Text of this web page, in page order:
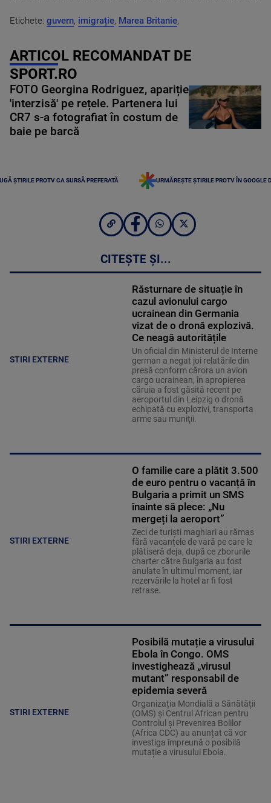
Etichete: guvern, imigrație, Marea Britanie,
ARTICOL RECOMANDAT DE
SPORT.RO
FOTO Georgina Rodriguez, apariție
'interzisă' pe rețele. Partenera lui
CR7 s-a fotografiat în costum de
baie pe barcă
ȘTIRILE PROTV CA SURSĂ PREFERATĂ URMĂREȘTE ȘTIRILE PROTV ÎN GOOGLE
CITEȘTE ȘI...
STIRI EXTERNE
Răsturnare de situație în
cazul avionului cargo
ucrainean din Germania
vizat de o dronă explozivă.
Ce neagă autoritățile
Un oficial din Ministerul de Interne
german a negat joi relatările din
presă conform cărora un avion
cargo ucrainean, în apropierea
căruia a fost găsită recent pe
aeroportul din Leipzig o dronă
echipată cu explozivi, transporta
arme sau muniţii.
STIRI EXTERNE
O familie care a plătit 3.500
de euro pentru o vacanță în
Bulgaria a primit un SMS
înainte să plece: „Nu
mergeți la aeroport”
Zeci de turiști maghiari au rămas
fără vacanțele de vară pe care le
plătiseră deja, după ce zborurile
charter către Bulgaria au fost
anulate în ultimul moment, iar
rezervările la hotel ar fi fost
retrase.
STIRI EXTERNE
Posibilă mutație a virusului
Ebola în Congo. OMS
investighează „virusul
mutant” responsabil de
epidemia severă
Organizația Mondială a Sănătății
(OMS) și Centrul African pentru
Controlul și Prevenirea Bolilor
(Africa CDC) au anunțat că vor
investiga împreună o posibilă
mutație a virusului Ebola.